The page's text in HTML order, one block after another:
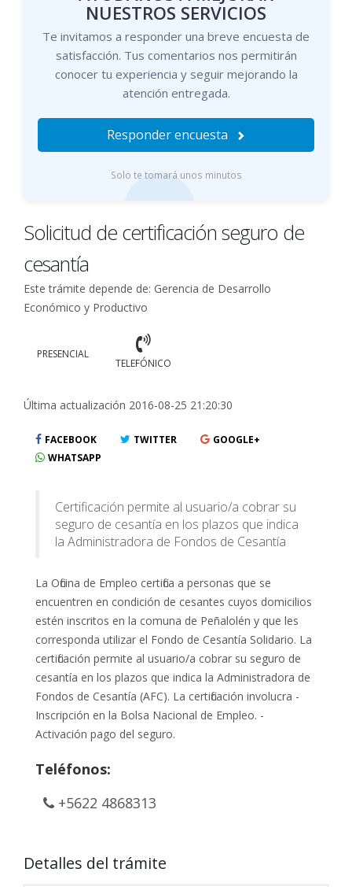
NUESTROS SERVICIOS
Te invitamos a responder una breve encuesta de
satisfacción. Tus comentarios nos permitirán
conocer tu experiencia y seguir mejorando la
atención entregada.
Responder encuesta
Solo te tomará unos minutos
Solicitud de certificación seguro de
cesantía
Este trámite depende de: Gerencia de Desarrollo
Económico y Productivo
PRESENCIAL
TELEFÓNICO
Última actualización 2016-08-25 21:20:30
FACEBOOK TWITTER
GOOGLE+
WHATSAPP
Certificación permite al usuario/a cobrar su
seguro de cesantía en los plazos que indica
la Administradora de Fondos de Cesantía
La Oficina de Empleo certifica a personas que se
encuentren en condición de cesantes cuyos domicilios
estén inscritos en la comuna de Peñalolén y que les
corresponda utilizar el Fondo de Cesantía Solidario. La
certificación permite al usuario/a cobrar su seguro de
cesantía en los plazos que indica la Administradora de
Fondos de Cesantía (AFC). La certificación involucra -
Inscripción en la Bolsa Nacional de Empleo. -
Activación pago del seguro.
Teléfonos:
+5622 4868313
Detalles del trámite